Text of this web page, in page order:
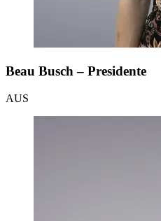
Beau Busch – Presidente
AUS